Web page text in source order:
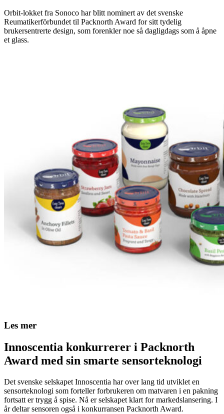
Orbit-lokket fra Sonoco har blitt nominert av det svenske
Reumatikerförbundet til Packnorth Award for sitt tydelig
brukersentrerte design, som forenkler noe så dagligdags som å åpne
et glass.
Les mer
Innoscentia konkurrerer i Packnorth
Award med sin smarte sensorteknologi
Det svenske selskapet Innoscentia har over lang tid utviklet en
sensorteknologi som forteller forbrukeren om matvaren i en pakning
fortsatt er trygg å spise. Nå er selskapet klart for markedslansering. I
år deltar sensoren også i konkurransen Packnorth Award.